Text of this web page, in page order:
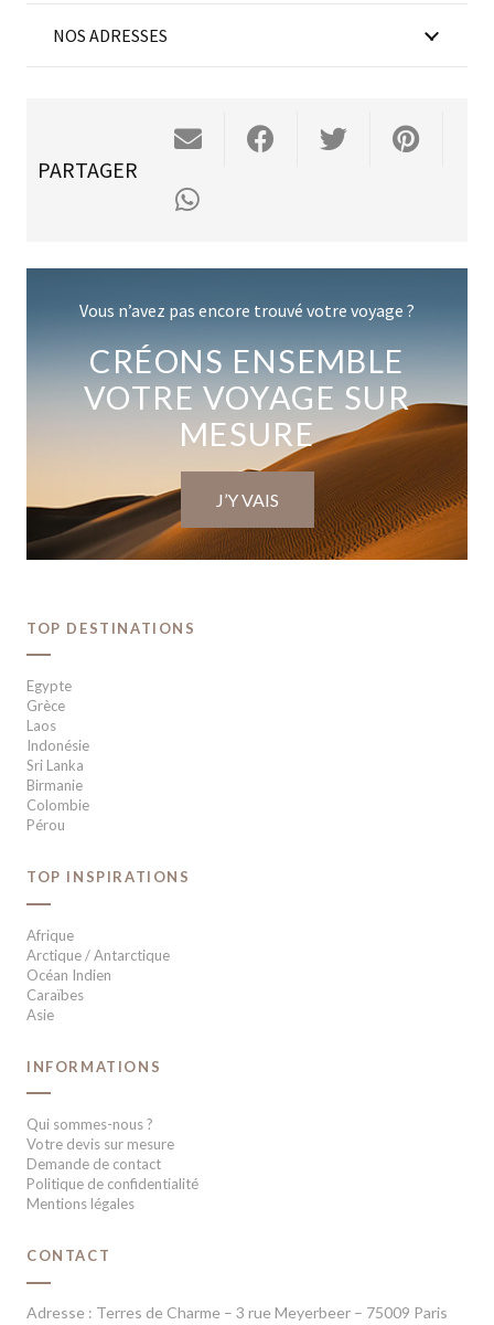
NOS ADRESSES
PARTAGER
Vous n’avez pas encore trouvé votre voyage ?
CRÉONS ENSEMBLE
VOTRE VOYAGE SUR
MESURE
J’Y VAIS
TOP DESTINATIONS
Egypte
Grèce
Laos
Indonésie
Sri Lanka
Birmanie
Colombie
Pérou
TOP INSPIRATIONS
Afrique
Arctique / Antarctique
Océan Indien
Caraïbes
Asie
INFORMATIONS
Qui sommes-nous ?
Votre devis sur mesure
Demande de contact
Politique de confidentialité
Mentions légales
CONTACT
Adresse : Terres de Charme – 3 rue Meyerbeer – 75009 Paris